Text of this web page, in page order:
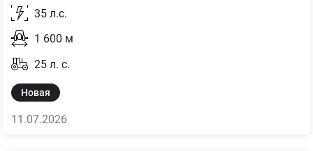
35 л.с.
1 600 м
25 л. с.
Новая
11.07.2026